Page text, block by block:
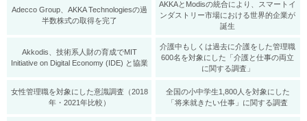
Adecco Group、AKKA Technologiesの過
半数株式の取得を完了
AKKAとModisの統合により、スマートイ
ンダストリー市場における世界的企業が
誕生
Akkodis、技術系人財の育成でMIT
Initiative on Digital Economy (IDE) と協業
介護中もしくは過去に介護をした管理職
600名を対象にした「介護と仕事の両立
に関する調査」
女性管理職を対象にした意識調査（2018
年・2021年比較）
全国の小中学生1,800人を対象にした
「将来就きたい仕事」に関する調査